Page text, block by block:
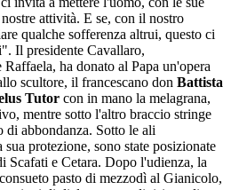
attività. E se, con il nostro
qualche sofferenza altrui, questo ci
Il presidente Cavallaro,
ha donato al Papa un'opera
scultore, il francescano don Battista
Tutor con in mano la melagrana,
mentre sotto l'altro braccio stringe
abbondanza. Sotto le ali
protezione, sono state posizionate
Scafati e Cetara. Dopo l'udienza, la
pasto di mezzodì al Gianicolo,